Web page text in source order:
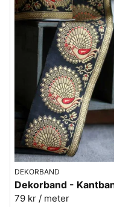
DEKORBAND
79 kr / meter